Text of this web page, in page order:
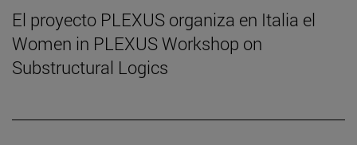
El proyecto PLEXUS organiza en Italia el
Women in PLEXUS Workshop on
Substructural Logics